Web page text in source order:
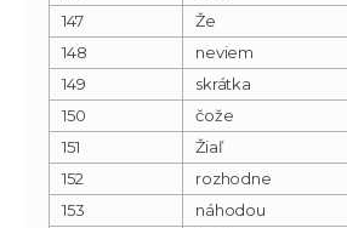
147
Že
148
neviem
149
skrátka
150
čože
151
Žiaľ
152
rozhodne
153
náhodou